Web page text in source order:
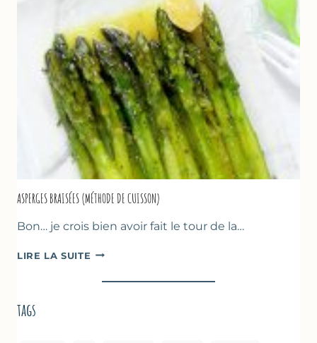
AMANDES
&
FRUITS
ROUGES
ASPERGES BRAISÉES (MÉTHODE DE CUISSON)
Bon… je crois bien avoir fait le tour de la…
LIRE LA SUITE ASPERGES
(MÉTHODE
tags